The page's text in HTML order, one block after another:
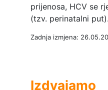
prijenosa, HCV se
(tzv. perinatalni
Zadnja izmjena:
Izdvajamo